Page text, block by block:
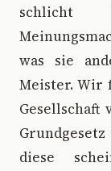
schlicht
was sie
Meister. Wir
Gesellschaft
diese